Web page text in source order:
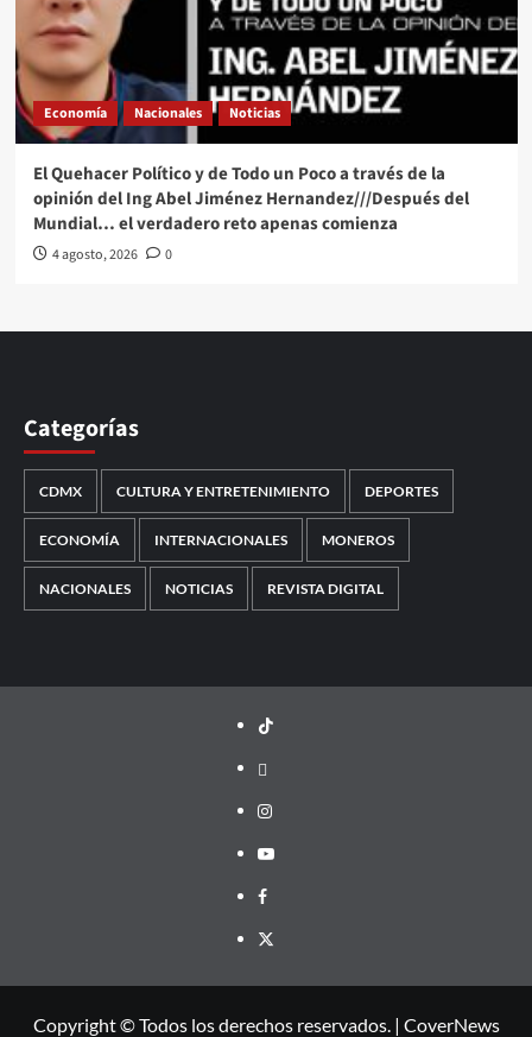
Economía Nacionales Noticias
El Quehacer Político y de Todo un Poco a través de la
opinión del Ing Abel Jiménez Hernandez///Después del
Mundial… el verdadero reto apenas comienza
4 agosto, 2026 0
Categorías
CDMX CULTURA Y ENTRETENIMIENTO DEPORTES
ECONOMÍA INTERNACIONALES MONEROS
NACIONALES NOTICIAS REVISTA DIGITAL
TikTok
threads
Instagram
Youtube
Facebook
X
Copyright © Todos los derechos reservados. | CoverNews